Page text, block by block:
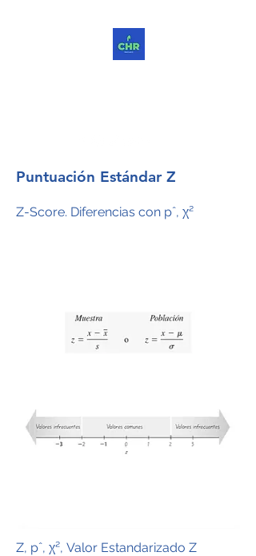
Puntuación Estándar Z
Z-Score. Diferencias con pˆ, χ²
Z, pˆ, χ², Valor Estandarizado Z